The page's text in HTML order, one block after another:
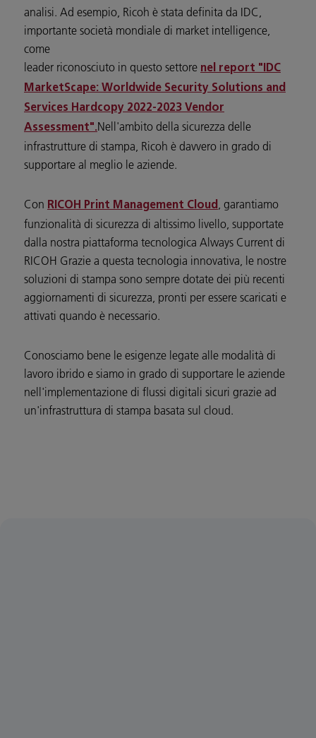
analisi. Ad esempio, Ricoh è stata definita da IDC,
importante società mondiale di market intelligence,
come
leader riconosciuto in questo settore nel report "IDC
MarketScape: Worldwide Security Solutions and
Services Hardcopy 2022-2023 Vendor
Assessment".Nell'ambito della sicurezza delle
infrastrutture di stampa, Ricoh è davvero in grado di
supportare al meglio le aziende.
Con RICOH Print Management Cloud
, garantiamo
funzionalità di sicurezza di altissimo livello, supportate
dalla nostra piattaforma tecnologica Always Current di
RICOH Grazie a questa tecnologia innovativa, le nostre
soluzioni di stampa sono sempre dotate dei più recenti
aggiornamenti di sicurezza, pronti per essere scaricati e
attivati quando è necessario.
Conosciamo bene le esigenze legate alle modalità di
lavoro ibrido e siamo in grado di supportare le aziende
nell'implementazione di flussi digitali sicuri grazie ad
un'infrastruttura di stampa basata sul cloud.